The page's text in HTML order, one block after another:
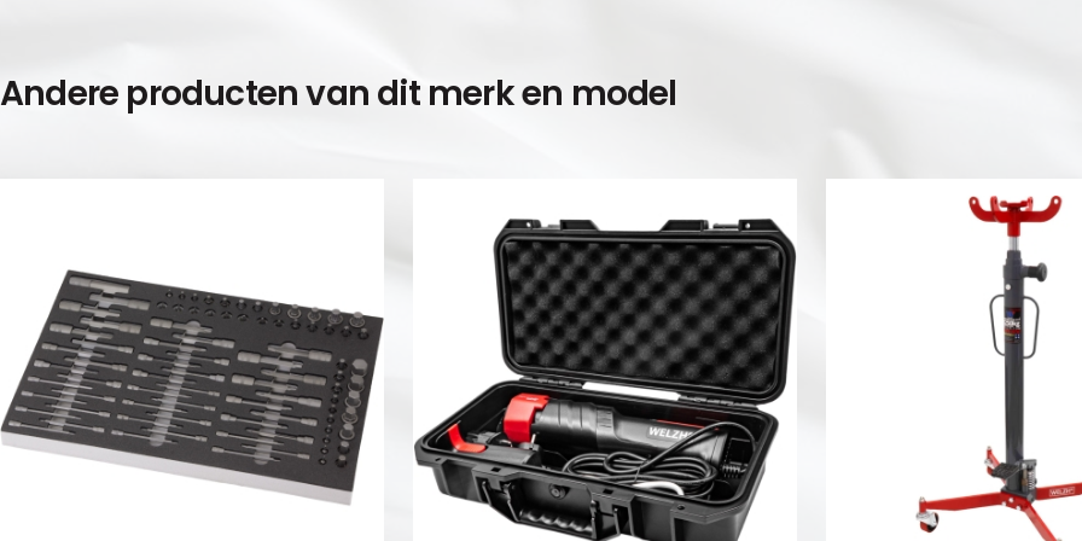
Andere producten van dit merk en model